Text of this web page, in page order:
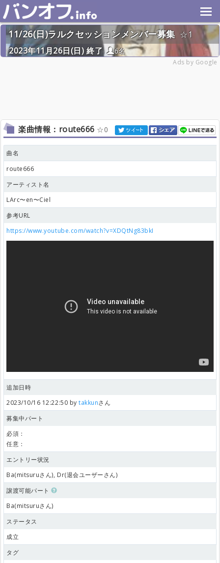
11/26(日)ラルクセッションメンバー募集
1
2023年11月26日(日) 終了
6名
Ads by Google
楽曲情報：route666 0
曲名
route666
アーティスト名
LArc〜en〜Ciel
参考URL
https://www.youtube.com/watch?v=XDQtNg83bkI
追加日時
2023/10/16 12:22:50 bytakkunさん
募集中パート
必須：
任意：
エントリー状況
Ba(mitsuruさん), Dr(退会ユーザーさん)
譲渡可能パート
Ba(mitsuruさん)
ステータス
成立
タグ